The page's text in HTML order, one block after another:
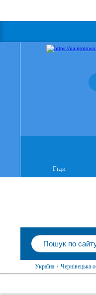
Гіди
Україна / Чернівецька